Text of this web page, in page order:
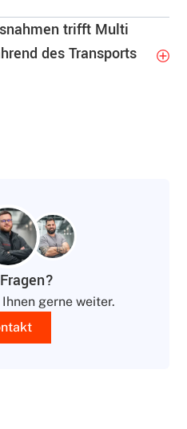
trifft Multi
des Transports
gerne weiter.